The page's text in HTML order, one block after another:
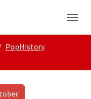
PopHistory